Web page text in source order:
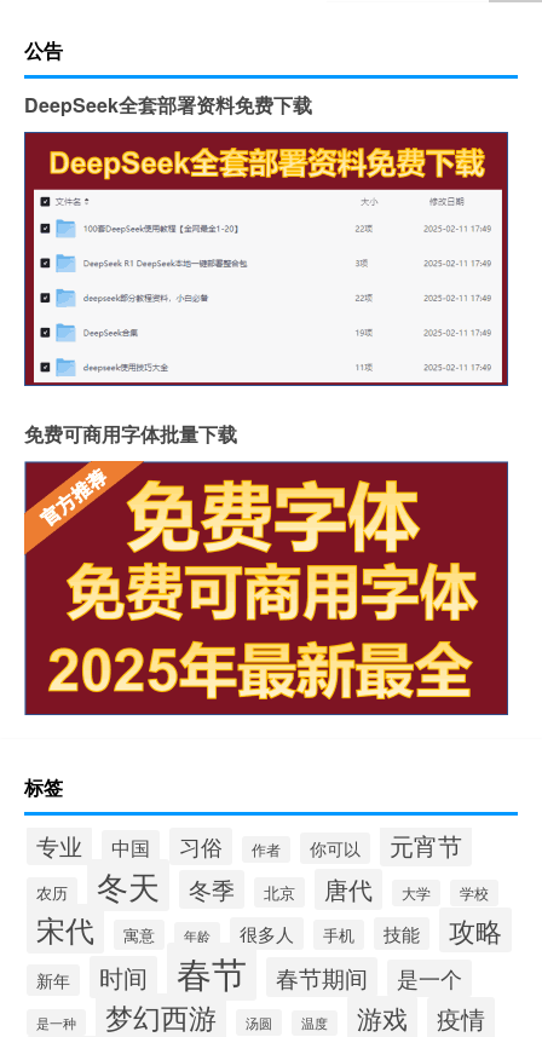
公告
DeepSeek全套部署资料免费下载
免费可商用字体批量下载
标签
专业 中国 习俗 作者 你可以 元宵节
农历 冬天 冬季 北京 唐代 大学 学校
宋代 寓意 年龄 很多人 手机 技能 攻略
新年 时间 春节 春节期间 是一个
是一种 梦幻西游 汤圆 温度 游戏 疫情